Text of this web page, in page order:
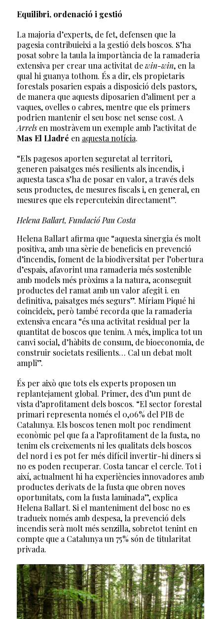
Equilibri, ordenació i gestió
La majoria d’experts, de fet, defensen que la
pagesia contribuieixi a la gestió dels boscos. S’ha
posat sobre la taula la importància de la ramaderia
extensiva per crear una activitat dewin-win, en la
qual hi guanya tothom. És a dir, els propietaris
forestals posarien espais a disposició dels pastors,
de manera que aquests diposarien d’aliment per a
vaques, ovelles o cabres, mentre que els primers
podrien mantenir el seu bosc net sense cost. A
Arrelsen mostràvem un exemple amb l’activitat de
Mas El Lladré en aquesta notícia.
“Els pagesos aporten seguretat al territori,
generen paisatges més resilients als incendis, i
aquesta tasca s’ha de posar en valor, a través dels
seus productes, de mesures fiscals i, en general, en
mesures que els repercuteixin directament”.
Helena Ballart, Fundació Pau Costa
Helena Ballart afirma que “aquesta sinergia és molt
positiva, amb una sèrie de beneficis en prevenció
d’incendis, foment de la biodiversitat per l’obertura
d’espais, afavorint una ramaderia més sostenible
amb models més pròxims a la natura, aconseguit
productes del ramat amb un valor afegit i. en
definitiva, paisatges més segurs”. Míriam Piqué hi
coincideix, però també recorda que la ramaderia
extensiva encara “és una activitat residual per la
quantitat de boscos que tenim. A més, implica tot un
canvi social, d’hàbits de consum, de bioeconomia, de
construir societats resilients… Cal un debat molt
ampli”.
És per això que tots els experts proposen un
replantejament global. Primer, des d’un punt de
vista d’aprofitament dels boscos. “El sector forestal
primari representa només el 0,06% del PIB de
Catalunya. Els boscos tenen molt poc rendiment
econòmic pel que fa a l’aprofitament de la fusta, no
tenim els creixements ni les qualitats dels boscos
del nord i es pot fer més difícil invertir-hi diners si
no es poden recuperar. Costa tancar el cercle. Tot i
així, actualment hi ha experiències innovadores amb
productes derivats de la fusta que obren noves
oportunitats, com la fusta laminada”, explica
Helena Ballart. Si el manteniment del bosc no es
tradueix només amb despesa, la prevenció dels
incendis serà molt més senzilla, sobretot tenint en
compte que a Catalunya un 75% són de titularitat
privada.